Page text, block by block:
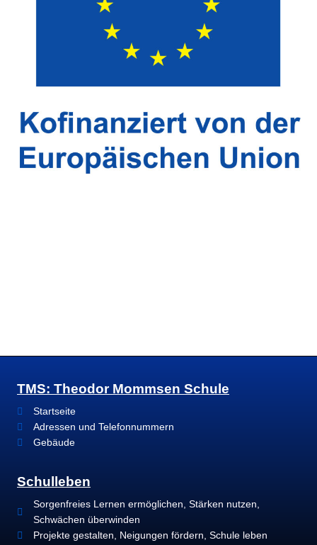
TMS: Theodor Mommsen Schule
Startseite
Adressen und Telefonnummern
Gebäude
Schulleben
Sorgenfreies Lernen ermöglichen, Stärken nutzen,
Schwächen überwinden
Projekte gestalten, Neigungen fördern, Schule leben